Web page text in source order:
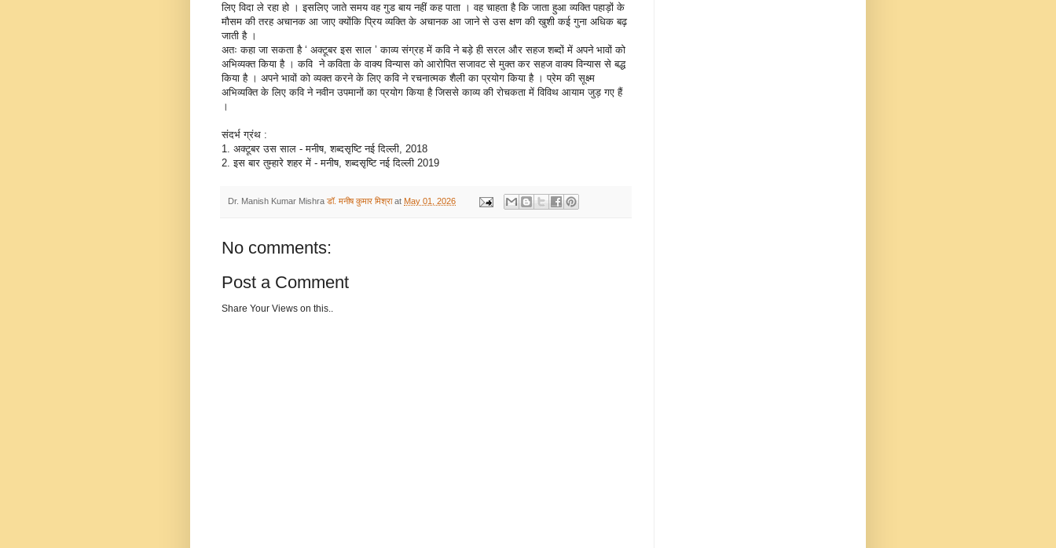
लिए विदा ले रहा हो । इसलिए जाते समय वह गुड बाय नहीं कह पाता । वह चाहता है कि जाता हुआ व्यक्ति पहाड़ों के
मौसम की तरह अचानक आ जाए क्योंकि प्रिय व्यक्ति के अचानक आ जाने से उस क्षण की खुशी कई गुना अधिक बढ़
जाती है ।
अतः कहा जा सकता है ‘ अक्टूबर इस साल ’ काव्य संग्रह में कवि ने बड़े ही सरल और सहज शब्दों में अपने भावों को
अभिव्यक्त किया है । कवि ने कविता के वाक्य विन्यास को आरोपित सजावट से मुक्त कर सहज वाक्य विन्यास से बद्ध
किया है । अपने भावों को व्यक्त करने के लिए कवि ने रचनात्मक शैली का प्रयोग किया है । प्रेम की सूक्ष्म
अभिव्यक्ति के लिए कवि ने नवीन उपमानों का प्रयोग किया है जिससे काव्य की रोचकता में विविथ आयाम जुड़ गए हैं
।
संदर्भ ग्रंथ :
1. अक्टूबर उस साल - मनीष ,शब्दसृष्टि नई दिल्ली , 2018
2.इस बार तुम्हारे शहर में - मनीष ,शब्दसृष्टि नई दिल्ली 2019
Dr. Manish Kumar Mishra डॉ. मनीष कुमार मिश्राat May 01, 2026
No comments:
Post a Comment
Share Your Views on this..